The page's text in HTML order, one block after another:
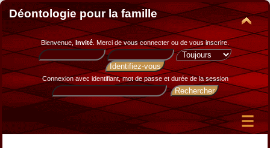
Déontologie pour la famille
Bienvenue, Invité. Merci devous connecter ou de vous inscrire.
Connexion avec identifiant, mot de passe et durée de la session